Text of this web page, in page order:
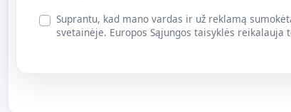
Suprantu, kad mano vardas ir už reklamą
svetainėje. Europos Sąjungos taisyklės